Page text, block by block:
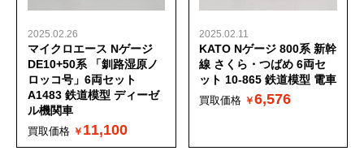
2025.02.26
マイクロエース Nゲージ
DE10+50系 「釧路湿原ノ
ロッコ号」6両セット
A1483 鉄道模型 ディーゼ
ル機関車
買取価格 11,100
2025.02.11
KATO Nゲージ 800系 新幹
線 さくら・つばめ 6両セ
ット 10-865 鉄道模型 電車
買取価格 6,576